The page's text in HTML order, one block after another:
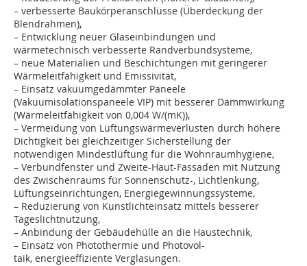
– verbesserte Baukörperanschlüsse (Überdeckung der
Blendrahmen),
– Entwicklung neuer Glaseinbindungen und
wärmetechnisch verbesserte Randverbundsysteme,
– neue Materialien und Beschichtungen mit geringerer
Wärmeleitfähigkeit und Emissivität,
– Einsatz vakuumgedämmter Paneele
(Vakuumisolationspaneele VIP) mit besserer Dämmwirkung
(Wärmeleitfähigkeit von 0,004 W/(mK)),
– Vermeidung von Lüftungswärmeverlusten durch höhere
Dichtigkeit bei gleichzeitiger Sicherstellung der
notwendigen Mindestlüftung für die Wohnraumhygiene,
– Verbundfenster und Zweite-Haut-Fassaden mit Nutzung
des Zwischenraums für Sonnenschutz-, Lichtlenkung,
Lüftungseinrichtungen, Energiegewinnungssysteme,
– Reduzierung von Kunstlichteinsatz mittels besserer
Tageslichtnutzung,
– Anbindung der Gebäudehülle an die Haustechnik,
– Einsatz von Photothermie und Photovol-
taik, energieeffiziente Verglasungen.